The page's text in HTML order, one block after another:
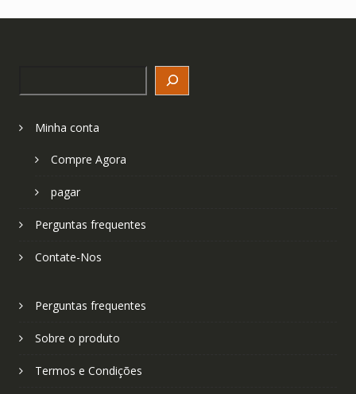
Minha conta
Compre Agora
pagar
Perguntas frequentes
Contate-Nos
Perguntas frequentes
Sobre o produto
Termos e Condições